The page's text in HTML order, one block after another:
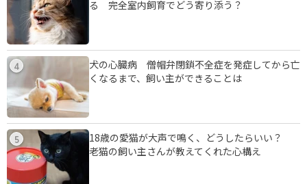
る 完全室内飼育でどう寄り添う？
4
犬の心臓病 僧帽弁閉鎖不全症を発症してから亡
くなるまで、飼い主ができることは
5
18歳の愛猫が大声で鳴く、どうしたらいい？
老猫の飼い主さんが教えてくれた心構え